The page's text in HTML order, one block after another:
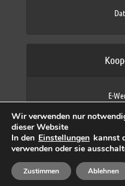
E-
max
Copyright ©
Wir verwenden nur
dieser Website
In den Einstellungen kannst
verwenden oder sie
Zustimmen Ablehnen